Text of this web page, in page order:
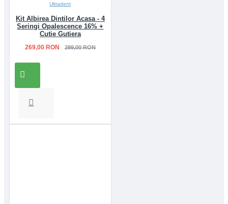
Ultradent
Kit Albirea Dintilor Acasa - 4
Seringi Opalescence 16% +
Cutie Gutiera
269,00 RON 299,00 RON